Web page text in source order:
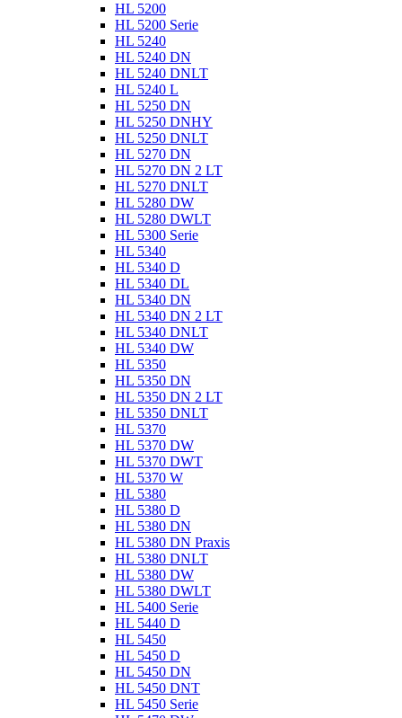
HL 5200
HL 5200 Serie
HL 5240
HL 5240 DN
HL 5240 DNLT
HL 5240 L
HL 5250 DN
HL 5250 DNHY
HL 5250 DNLT
HL 5270 DN
HL 5270 DN 2 LT
HL 5270 DNLT
HL 5280 DW
HL 5280 DWLT
HL 5300 Serie
HL 5340
HL 5340 D
HL 5340 DL
HL 5340 DN
HL 5340 DN 2 LT
HL 5340 DNLT
HL 5340 DW
HL 5350
HL 5350 DN
HL 5350 DN 2 LT
HL 5350 DNLT
HL 5370
HL 5370 DW
HL 5370 DWT
HL 5370 W
HL 5380
HL 5380 D
HL 5380 DN
HL 5380 DN Praxis
HL 5380 DNLT
HL 5380 DW
HL 5380 DWLT
HL 5400 Serie
HL 5440 D
HL 5450
HL 5450 D
HL 5450 DN
HL 5450 DNT
HL 5450 Serie